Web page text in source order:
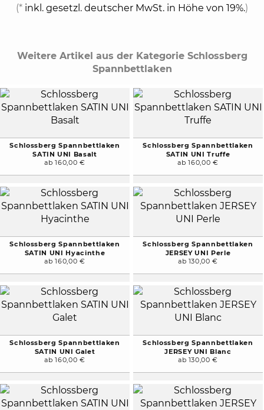
(* inkl. gesetzl. deutscher MwSt. in Höhe von 19%.)
Weitere Artikel aus der Kategorie Schlossberg
Spannbettlaken
Schlossberg Spannbettlaken
SATIN UNI Basalt
ab 160,00 €
Schlossberg Spannbettlaken
SATIN UNI Truffe
ab 160,00 €
Schlossberg Spannbettlaken
SATIN UNI Hyacinthe
ab 160,00 €
Schlossberg Spannbettlaken
JERSEY UNI Perle
ab 130,00 €
Schlossberg Spannbettlaken
SATIN UNI Galet
ab 160,00 €
Schlossberg Spannbettlaken
JERSEY UNI Blanc
ab 130,00 €